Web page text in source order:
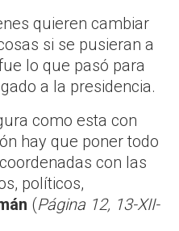
quieren cambiar
si se pusieran a
lo que pasó para
a la presidencia.
como esta con
hay que poner todo
con las
políticos,
(Página 12, 13-XII-